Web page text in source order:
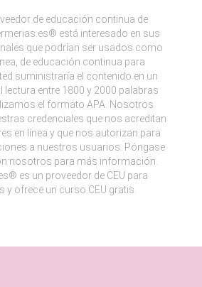
de educación continua de
está interesado en sus
que podrían ser usados como
de educación continua para
suministraría el contenido en un
entre 1800 y 2000 palabras
el formato APA. Nosotros
credenciales que nos acreditan
en línea y que nos autorizan para
a nuestros usuarios. Póngase
nosotros para más información.
es un proveedor de CEU para
y ofrece un curso CEU gratis.